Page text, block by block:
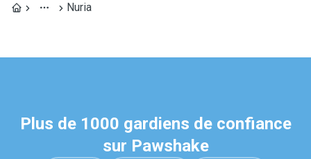
Nuria
Plus de 1000 gardiens de confiance
sur Pawshake